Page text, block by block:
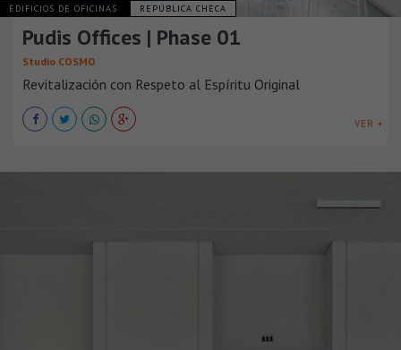
EDIFICIOS DE OFICINAS REPÚBLICA CHECA
Pudis Offices | Phase 01
Studio COSMO
Revitalización con Respeto al Espíritu Original
VER +